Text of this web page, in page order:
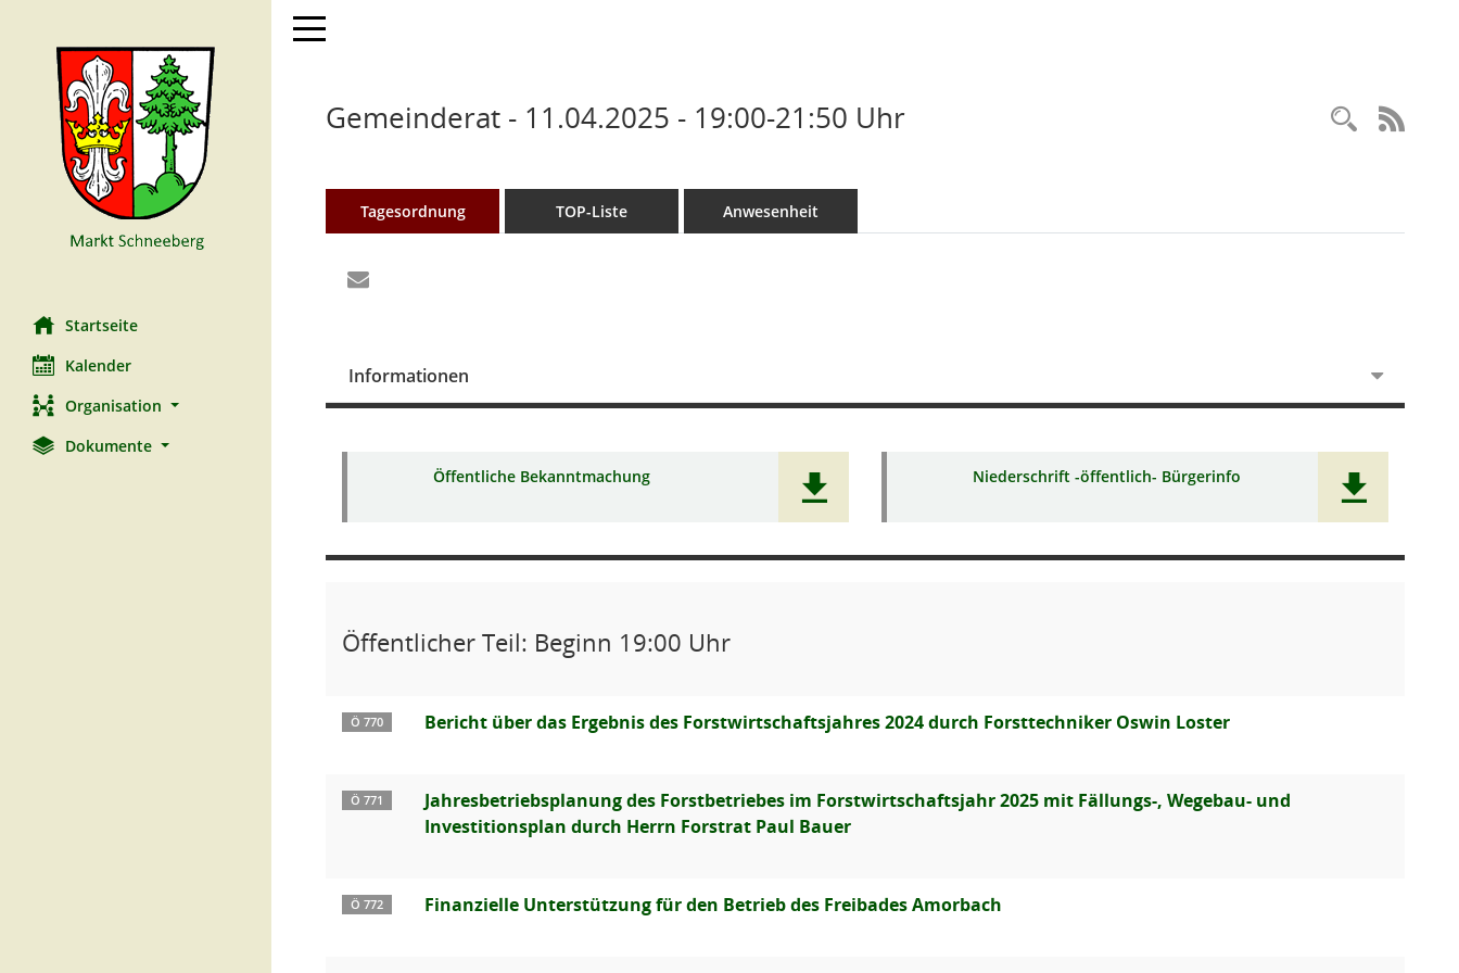
Startseite
Kalender
Organisation
Dokumente
Toggle navigation
Gemeinderat - 11.04.2025 - 19:00-21:50 Uhr
Tagesordnung TOP-Liste Anwesenheit
Informationen
Öffentliche Bekanntmachung Niederschrift -öffentlich- Bürgerinfo
Öffentlicher Teil: Beginn 19:00 Uhr
Ö 770 Bericht über das Ergebnis des Forstwirtschaftsjahres 2024 durch Forsttechniker Oswin Loster
Ö 771
Jahresbetriebsplanung des Forstbetriebes im Forstwirtschaftsjahr 2025 mit Fällungs-, Wegebau- und
Investitionsplan durch Herrn Forstrat Paul Bauer
Ö 772 Finanzielle Unterstützung für den Betrieb des Freibades Amorbach